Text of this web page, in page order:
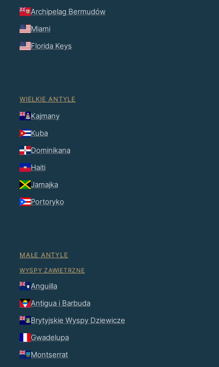
Archipelag Bermudów
Miami
Florida Keys
WIELKIE ANTYLE
Kajmany
Kuba
Dominikana
Haiti
Jamajka
Portoryko
MAŁE ANTYLE
WYSPY ZAWIETRZNE
Anguilla
Antigua i Barbuda
Brytyjskie Wyspy Dziewicze
Gwadelupa
Montserrat